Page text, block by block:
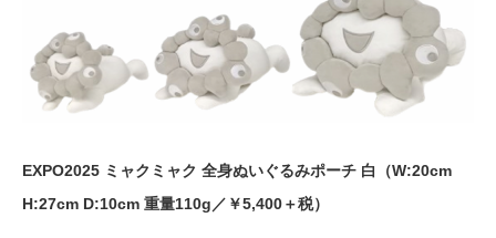
EXPO2025 ミャクミャク 全身ぬいぐるみポーチ 白（W:20cm
H:27cm D:10cm 重量110g／￥5,400＋税）